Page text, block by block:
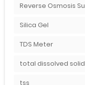
Silica Gel
TDS Meter
total dissolved solid
tss